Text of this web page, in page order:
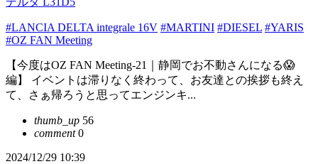
#LANCIA DELTA integrale 16V #MARTINI #DIESEL #YARIS
#OZ FAN Meeting
【今度はOZ FAN Meeting-21｜静岡でお不動さんになる😱
編】 イベントは滞りなく終わって、お友達との挨拶も終え
て、さぁ帰ろうと思ってエンジンキ...
thumb_up 56
comment0
2024/12/29 10:39